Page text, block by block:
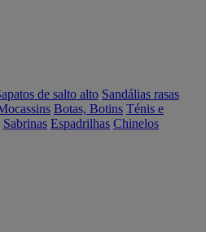
de salto alto Sandálias rasas
Botas, Botins Ténis e
Sabrinas Espadrilhas Chinelos